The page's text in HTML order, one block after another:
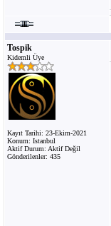
Tospik
Kidemli Üye
Kayıt Tarihi: 23-Ekim-2021
Konum: Istanbul
Aktif Durum: Aktif Değil
Gönderilenler: 435